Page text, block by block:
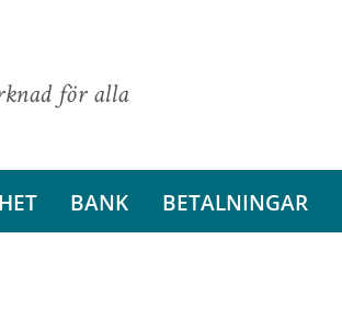
för alla
BANK BETALNINGAR